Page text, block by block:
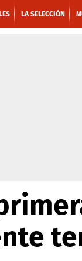
LA SELECCIÓN